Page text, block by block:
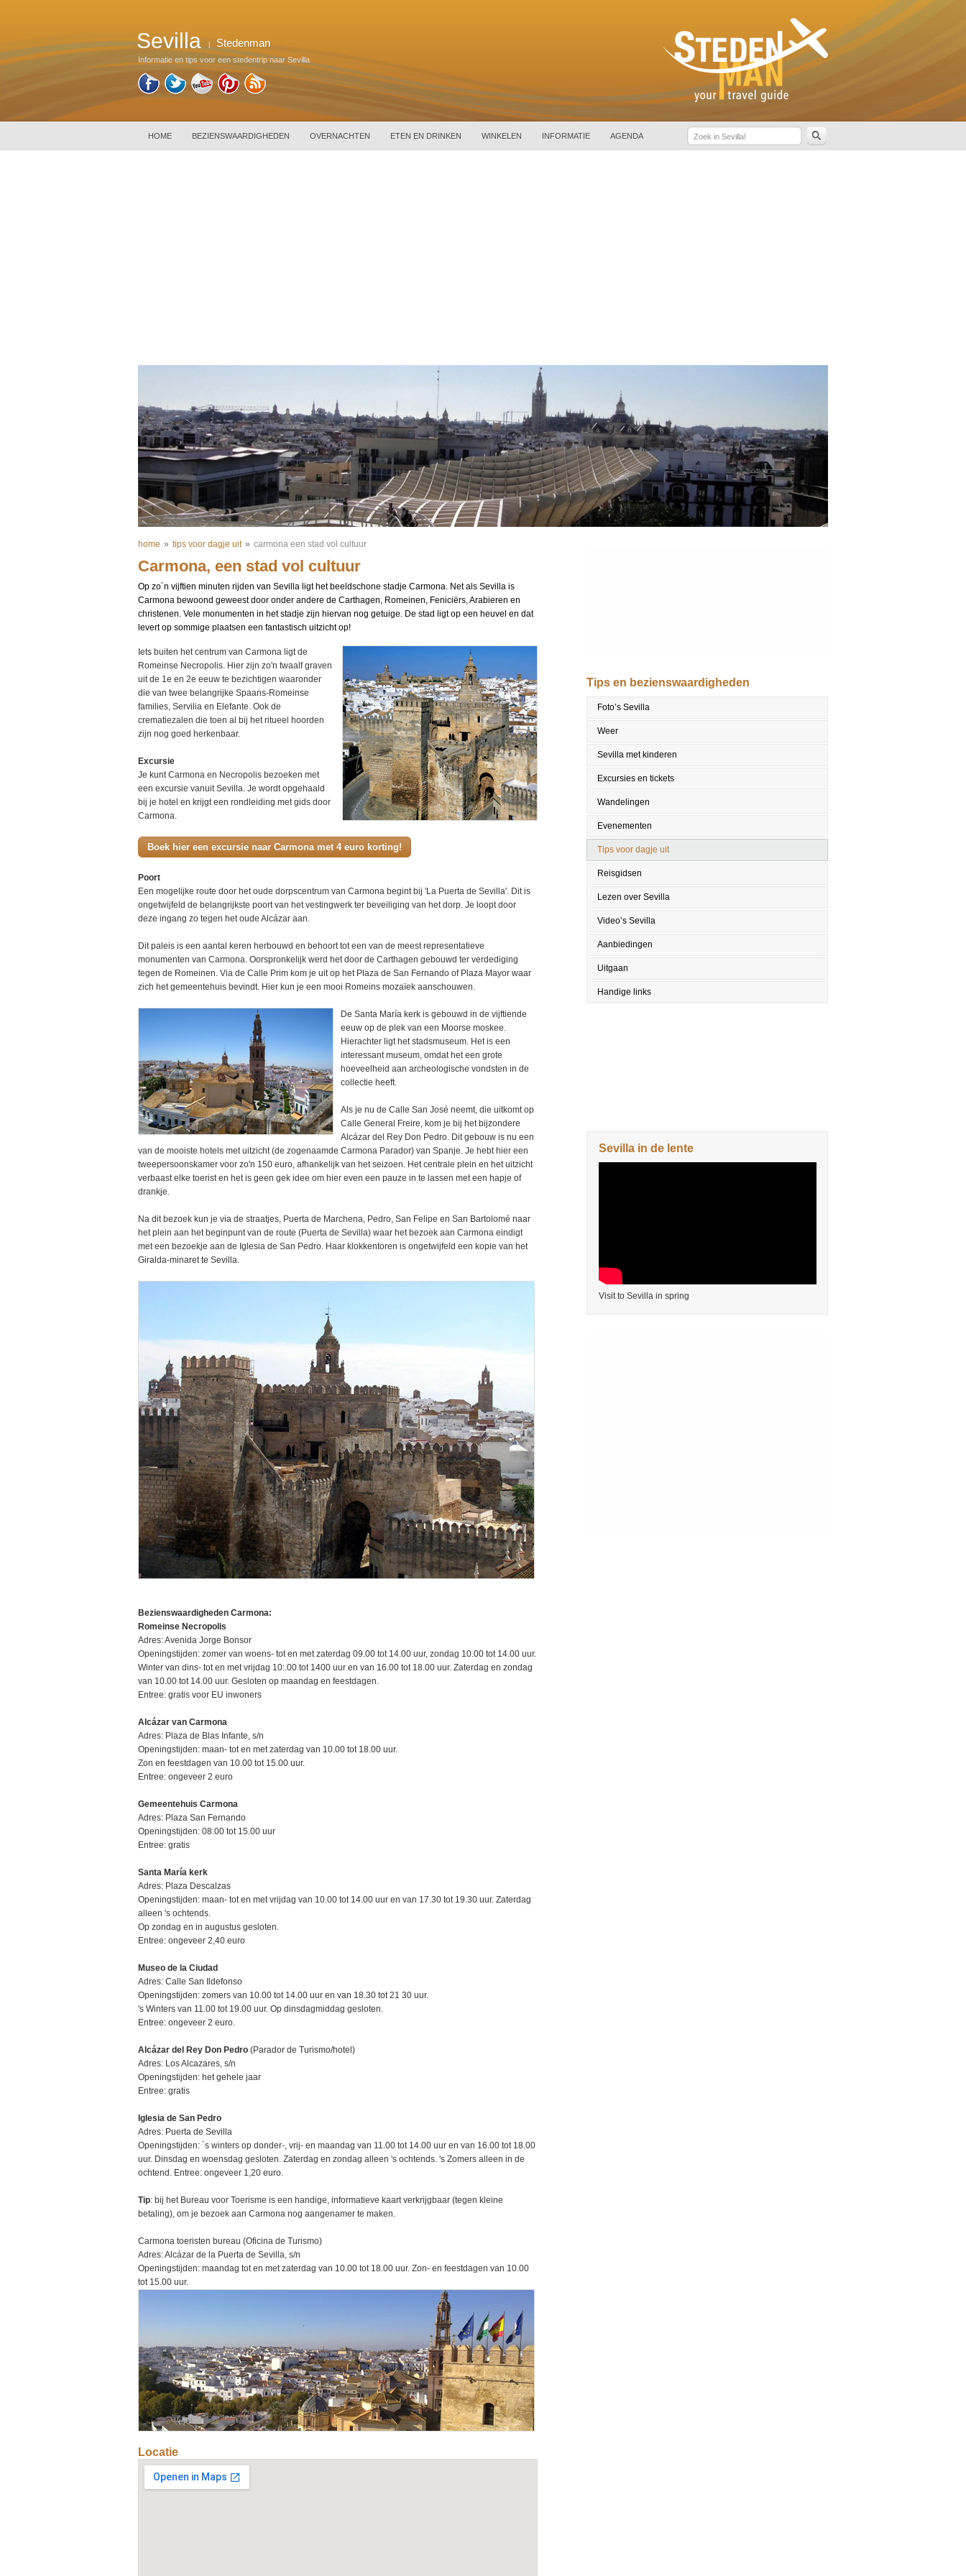
Sevilla Stedenman
Informatie en tips voor een stedentrip naar Sevilla
HOME BEZIENSWAARDIGHEDEN OVERNACHTEN ETEN EN DRINKEN WINKELEN INFORMATIE AGENDA
home » tips voor dagje uit » carmona een stad vol cultuur
Carmona, een stad vol cultuur
Op zo´n vijftien minuten rijden van Sevilla ligt het beeldschone stadje Carmona. Net als Sevilla is
Carmona bewoond geweest door onder andere de Carthagen, Romeinen, Feniciërs, Arabieren en
christenen. Vele monumenten in het stadje zijn hiervan nog getuige. De stad ligt op een heuvel en dat
levert op sommige plaatsen een fantastisch uitzicht op!
Iets buiten het centrum van Carmona ligt de
Romeinse Necropolis. Hier zijn zo'n twaalf graven
uit de 1e en 2e eeuw te bezichtigen waaronder
die van twee belangrijke Spaans-Romeinse
families, Servilia en Elefante. Ook de
crematiezalen die toen al bij het ritueel hoorden
zijn nog goed herkenbaar.
Excursie
Je kunt Carmona en Necropolis bezoeken met
een excursie vanuit Sevilla. Je wordt opgehaald
bij je hotel en krijgt een rondleiding met gids door
Carmona.
Boek hier een excursie naar Carmona met 4 euro korting!
Poort
Een mogelijke route door het oude dorpscentrum van Carmona begint bij 'La Puerta de Sevilla'. Dit is
ongetwijfeld de belangrijkste poort van het vestingwerk ter beveiliging van het dorp. Je loopt door
deze ingang zo tegen het oude Alcázar aan.
Dit paleis is een aantal keren herbouwd en behoort tot een van de meest representatieve
monumenten van Carmona. Oorspronkelijk werd het door de Carthagen gebouwd ter verdediging
tegen de Romeinen. Via de Calle Prim kom je uit op het Plaza de San Fernando of Plaza Mayor waar
zich het gemeentehuis bevindt. Hier kun je een mooi Romeins mozaïek aanschouwen.
De Santa María kerk is gebouwd in de vijftiende
eeuw op de plek van een Moorse moskee.
Hierachter ligt het stadsmuseum. Het is een
interessant museum, omdat het een grote
hoeveelheid aan archeologische vondsten in de
collectie heeft.
Als je nu de Calle San José neemt, die uitkomt op
Calle General Freire, kom je bij het bijzondere
Alcázar del Rey Don Pedro. Dit gebouw is nu een
van de mooiste hotels met uitzicht (de zogenaamde Carmona Parador) van Spanje. Je hebt hier een
tweepersoonskamer voor zo'n 150 euro, afhankelijk van het seizoen. Het centrale plein en het uitzicht
verbaast elke toerist en het is geen gek idee om hier even een pauze in te lassen met een hapje of
drankje.
Na dit bezoek kun je via de straatjes, Puerta de Marchena, Pedro, San Felipe en San Bartolomé naar
het plein aan het beginpunt van de route (Puerta de Sevilla) waar het bezoek aan Carmona eindigt
met een bezoekje aan de Iglesia de San Pedro. Haar klokkentoren is ongetwijfeld een kopie van het
Giralda-minaret te Sevilla.
Bezienswaardigheden Carmona:
Romeinse Necropolis
Adres: Avenida Jorge Bonsor
Openingstijden: zomer van woens- tot en met zaterdag 09.00 tot 14.00 uur, zondag 10.00 tot 14.00 uur.
Winter van dins- tot en met vrijdag 10:.00 tot 1400 uur en van 16.00 tot 18.00 uur. Zaterdag en zondag
van 10.00 tot 14.00 uur. Gesloten op maandag en feestdagen.
Entree: gratis voor EU inwoners
Alcázar van Carmona
Adres: Plaza de Blas Infante, s/n
Openingstijden: maan- tot en met zaterdag van 10.00 tot 18.00 uur.
Zon en feestdagen van 10.00 tot 15.00 uur.
Entree: ongeveer 2 euro
Gemeentehuis Carmona
Adres: Plaza San Fernando
Openingstijden: 08.00 tot 15.00 uur
Entree: gratis
Santa María kerk
Adres: Plaza Descalzas
Openingstijden: maan- tot en met vrijdag van 10.00 tot 14.00 uur en van 17.30 tot 19.30 uur. Zaterdag
alleen 's ochtends.
Op zondag en in augustus gesloten.
Entree: ongeveer 2,40 euro
Museo de la Ciudad
Adres: Calle San Ildefonso
Openingstijden: zomers van 10.00 tot 14.00 uur en van 18.30 tot 21 30 uur.
's Winters van 11.00 tot 19.00 uur. Op dinsdagmiddag gesloten.
Entree: ongeveer 2 euro.
Alcázar del Rey Don Pedro (Parador de Turismo/hotel)
Adres: Los Alcazares, s/n
Openingstijden: het gehele jaar
Entree: gratis
Iglesia de San Pedro
Adres: Puerta de Sevilla
Openingstijden: ´s winters op donder-, vrij- en maandag van 11.00 tot 14.00 uur en van 16.00 tot 18.00
uur. Dinsdag en woensdag gesloten. Zaterdag en zondag alleen 's ochtends. 's Zomers alleen in de
ochtend. Entree: ongeveer 1,20 euro.
Tip: bij het Bureau voor Toerisme is een handige, informatieve kaart verkrijgbaar (tegen kleine
betaling), om je bezoek aan Carmona nog aangenamer te maken.
Carmona toeristen bureau (Oficina de Turismo)
Adres: Alcázar de la Puerta de Sevilla, s/n
Openingstijden: maandag tot en met zaterdag van 10.00 tot 18.00 uur. Zon- en feestdagen van 10.00
tot 15.00 uur.
Locatie
Tips en bezienswaardigheden
Foto’s Sevilla
Weer
Sevilla met kinderen
Excursies en tickets
Wandelingen
Evenementen
Tips voor dagje uit
Reisgidsen
Lezen over Sevilla
Video’s Sevilla
Aanbiedingen
Uitgaan
Handige links
Sevilla in de lente
Visit to Sevilla in spring